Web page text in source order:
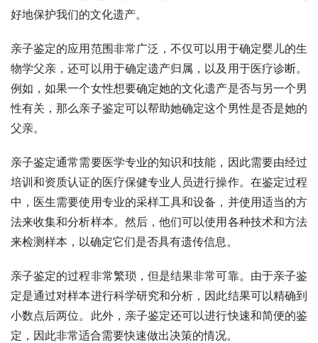
好地保护我们的文化遗产。
亲子鉴定的应用范围非常广泛，不仅可以用于确定婴儿的生
物学父亲，还可以用于确定遗产归属，以及用于医疗诊断。
例如，如果一个女性想要确定她的文化遗产是否与另一个男
性有关，那么亲子鉴定可以帮助她确定这个男性是否是她的
父亲。
亲子鉴定通常需要医学专业的知识和技能，因此需要由经过
培训和资质认证的医疗保健专业人员进行操作。在鉴定过程
中，医生需要使用专业的采样工具和设备，并使用适当的方
法来收集和分析样本。然后，他们可以使用各种技术和方法
来检测样本，以确定它们是否具有遗传信息。
亲子鉴定的过程非常繁琐，但是结果非常可靠。由于亲子鉴
定是通过对样本进行科学研究和分析，因此结果可以精确到
小数点后两位。此外，亲子鉴定还可以进行快速和简便的鉴
定，因此非常适合需要快速做出决策的情况。